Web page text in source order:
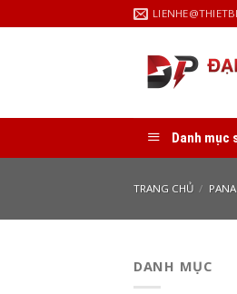
to
Danh mục
TRANG CHỦ /
DANH MỤC